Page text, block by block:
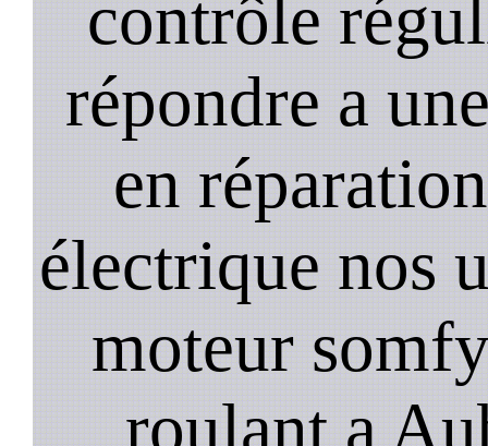
contrôle
répondre a
en
électrique nos
moteur
roulant a